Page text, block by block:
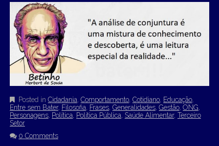
Posted in Cidadania Comportamento Cotidiano Educação
Entre sem Bater, Filosofia Frases Generalidades Gestão ONG
Personagens Política Política Pública Saúde Alimentar, Terceiro
Setor
0 Comments